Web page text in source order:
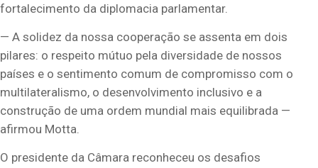
fortalecimento da diplomacia parlamentar.
— A solidez da nossa cooperação se assenta em dois
pilares: o respeito mútuo pela diversidade de nossos
países e o sentimento comum de compromisso com o
multilateralismo, o desenvolvimento inclusivo e a
construção de uma ordem mundial mais equilibrada —
afirmou Motta.
O presidente da Câmara reconheceu os desafios